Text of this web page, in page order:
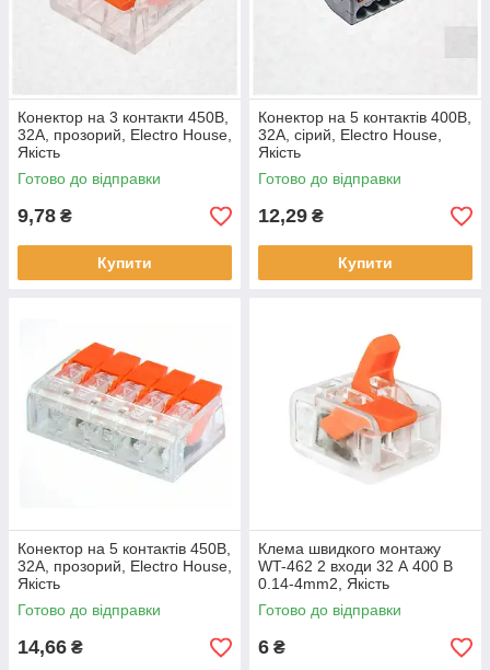
Конектор на 3 контакти 450В,
32A, прозорий, Electro House,
Якість
Готово до відправки
9,78 ₴
Купити
Конектор на 5 контактів 400В,
32A, сірий, Electro House,
Якість
Готово до відправки
12,29 ₴
Купити
Конектор на 5 контактів 450В,
32A, прозорий, Electro House,
Якість
Готово до відправки
14,66 ₴
Клемa швидкого монтажу
WT-462 2 входи 32 А 400 В
0.14-4mm2, Якість
Готово до відправки
6 ₴